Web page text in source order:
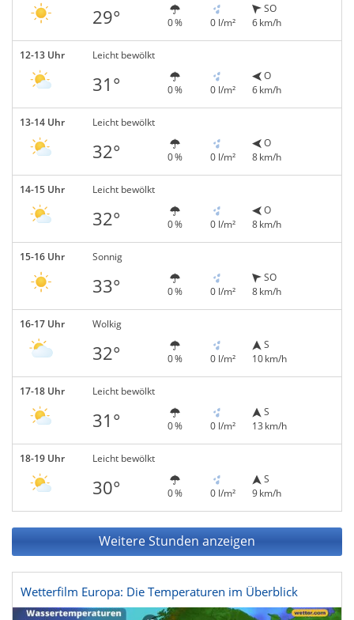
29° 0 % 0 l/m²
SO
6 km/h
12-13 Uhr Leicht bewölkt
31° 0 % 0 l/m²
O
6 km/h
13-14 Uhr Leicht bewölkt
32° 0 % 0 l/m²
O
8 km/h
14-15 Uhr Leicht bewölkt
32° 0 % 0 l/m²
O
8 km/h
15-16 Uhr Sonnig
33° 0 % 0 l/m²
SO
8 km/h
16-17 Uhr Wolkig
32° 0 % 0 l/m²
S
10 km/h
17-18 Uhr Leicht bewölkt
31° 0 % 0 l/m²
S
13 km/h
18-19 Uhr Leicht bewölkt
30° 0 % 0 l/m²
S
9 km/h
Weitere Stunden anzeigen
Wetterfilm Europa: Die Temperaturen im Überblick